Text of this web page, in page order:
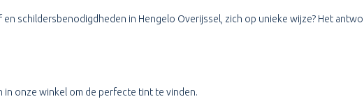
schildersbenodigdheden in Hengelo Overijssel, zich op unieke wijze? Het
onze winkel om de perfecte tint te vinden.